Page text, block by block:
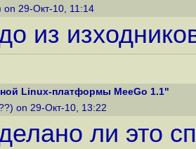
on 29-Окт-10, 11:14
из
Linux-платформы MeeGo 1.1"
on 29-Окт-10, 13:22
ли это